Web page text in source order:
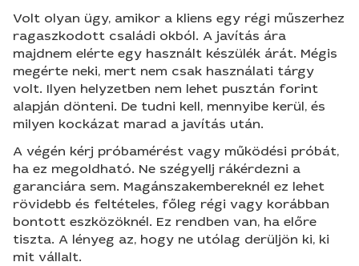
Volt olyan ügy, amikor a kliens egy régi műszerhez
ragaszkodott családi okból. A javítás ára
majdnem elérte egy használt készülék árát. Mégis
megérte neki, mert nem csak használati tárgy
volt. Ilyen helyzetben nem lehet pusztán forint
alapján dönteni. De tudni kell, mennyibe kerül, és
milyen kockázat marad a javítás után.
A végén kérj próbamérést vagy működési próbát,
ha ez megoldható. Ne szégyellj rákérdezni a
garanciára sem. Magánszakembereknél ez lehet
rövidebb és feltételes, főleg régi vagy korábban
bontott eszközöknél. Ez rendben van, ha előre
tiszta. A lényeg az, hogy ne utólag derüljön ki, ki
mit vállalt.